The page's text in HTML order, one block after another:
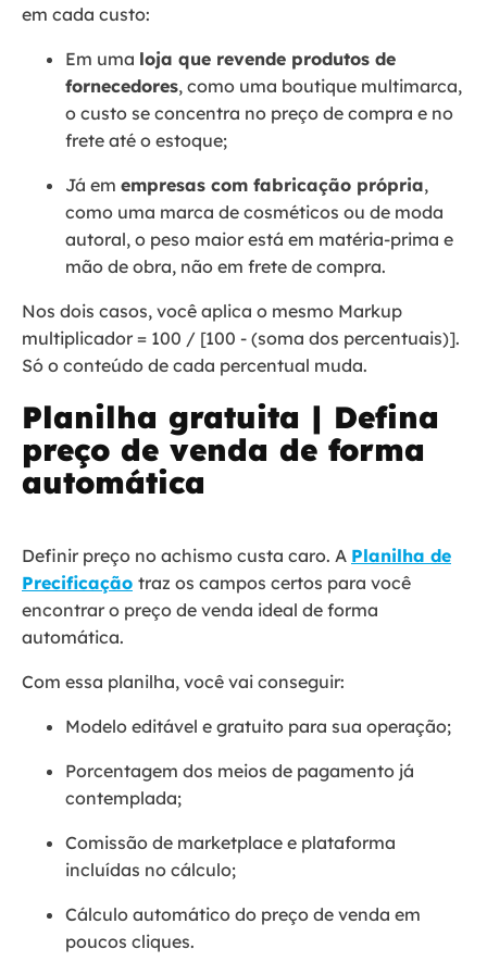
em cada custo:
Em uma loja que revende produtos de
fornecedores, como uma boutique multimarca,
o custo se concentra no preço de compra e no
frete até o estoque;
Já em empresas com fabricação própria,
como uma marca de cosméticos ou de moda
autoral, o peso maior está em matéria-prima e
mão de obra, não em frete de compra.
Nos dois casos, você aplica o mesmo Markup
multiplicador = 100 / [100 - (soma dos percentuais)].
Só o conteúdo de cada percentual muda.
Planilha gratuita | Defina
preço de venda de forma
automática
Definir preço no achismo custa caro. A Planilha de
Precificação traz os campos certos para você
encontrar o preço de venda ideal de forma
automática.
Com essa planilha, você vai conseguir:
Modelo editável e gratuito para sua operação;
Porcentagem dos meios de pagamento já
contemplada;
Comissão de marketplace e plataforma
incluídas no cálculo;
Cálculo automático do preço de venda em
poucos cliques.